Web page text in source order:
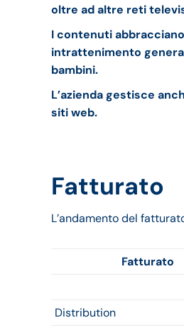
oltre ad altre reti
I contenuti
intrattenimento
bambini.
L’azienda gestisce
siti web.
Fatturato
L’andamento del
Fatturato
Distribution